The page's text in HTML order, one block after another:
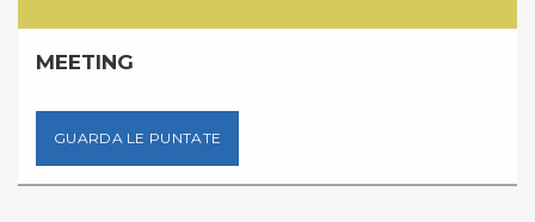
MEETING
GUARDA LE PUNTATE